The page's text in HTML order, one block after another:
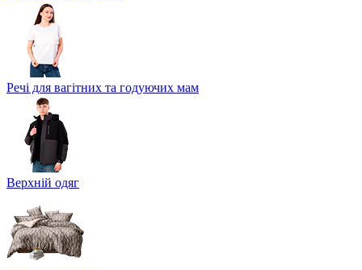
Речі для вагітних та годуючих мам
Верхній одяг